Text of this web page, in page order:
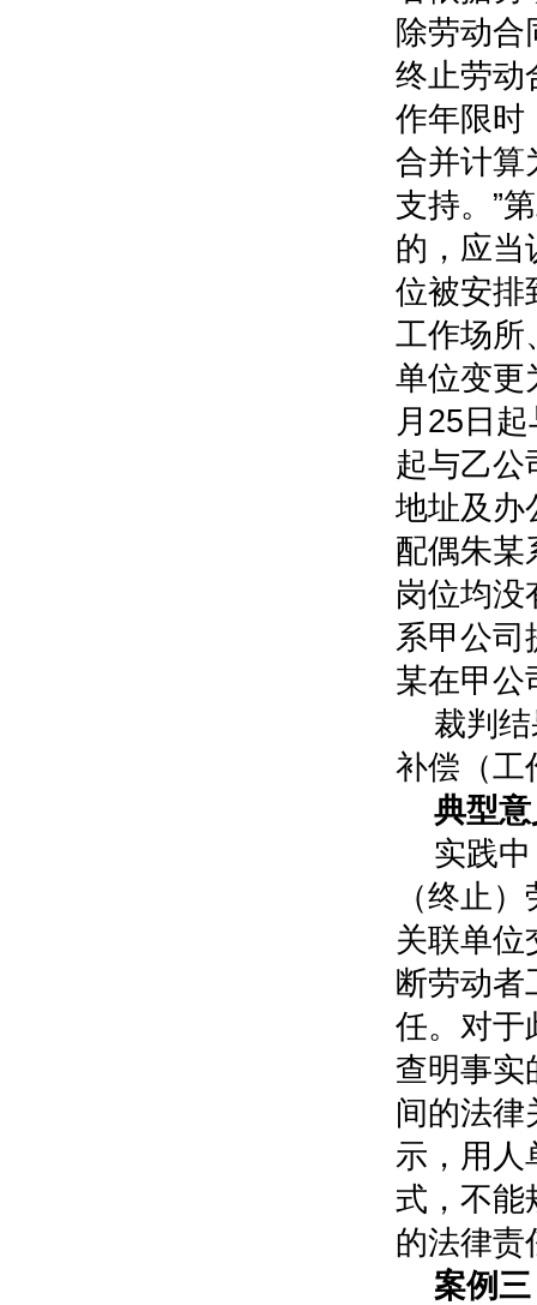
除劳动
终止劳动
作年限时
合并计算
支持。”
的，应当
位被安排
工作场所
单位变更
月25日
起与乙公
地址及办
配偶朱某
岗位均没
系甲公司
某在甲公
裁判
补偿（工
典型
实践
（终止
关联单位
断劳动
任。对于
查明事实
间的法律
示，用人
式，不能
的法律责
案例三